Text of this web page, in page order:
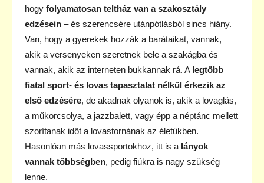
hogy folyamatosan teltház van a szakosztály
edzésein – és szerencsére utánpótlásból sincs hiány.
Van, hogy a gyerekek hozzák a barátaikat, vannak,
akik a versenyeken szeretnek bele a szakágba és
vannak, akik az interneten bukkannak rá. A legtöbb
fiatal sport- és lovas tapasztalat nélkül érkezik az
első edzésére, de akadnak olyanok is, akik a lovaglás,
a műkorcsolya, a jazzbalett, vagy épp a néptánc mellett
szorítanak időt a lovastornának az életükben.
Hasonlóan más lovassportokhoz, itt is alányok
vannak többségben, pedig fiúkra is nagy szükség
lenne.